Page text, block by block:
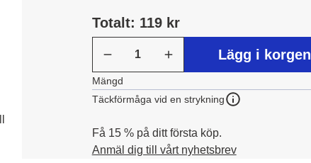
Totalt: 119 kr
Lägg i korgen
Mängd
Täckförmåga vid en strykning
Få 15 % på ditt första köp.
Anmäl dig till vårt nyhetsbrev